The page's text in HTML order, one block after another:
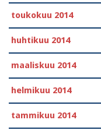
toukokuu 2014
huhtikuu 2014
maaliskuu 2014
helmikuu 2014
tammikuu 2014